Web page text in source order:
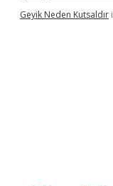
Geyik Neden Kutsaldır